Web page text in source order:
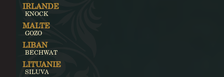
IRLANDE
KNOCK
MALTE
GOZO
LIBAN
BECHWAT
LITUANIE
SILUVA